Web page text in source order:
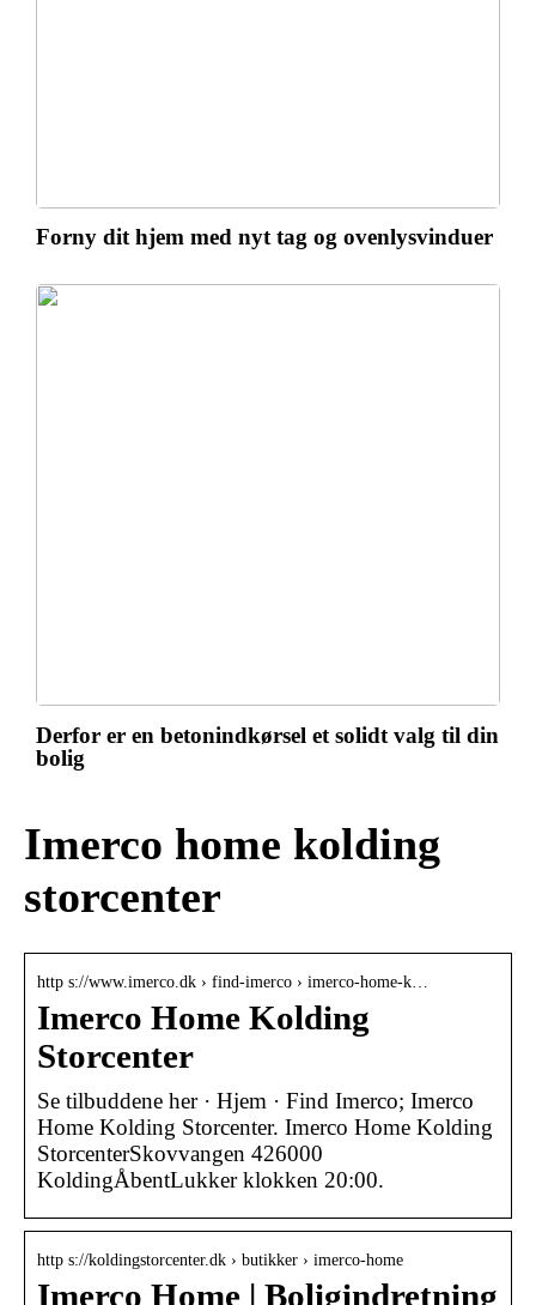
Forny dit hjem med nyt tag og ovenlysvinduer
Derfor er en betonindkørsel et solidt valg til din
bolig
Imerco home kolding
storcenter
http s://www.imerco.dk › find-imerco › imerco-home-k…
Imerco Home Kolding
Storcenter
Se tilbuddene her · Hjem · Find Imerco; Imerco
Home Kolding Storcenter. Imerco Home Kolding
StorcenterSkovvangen 426000
KoldingÅbentLukker klokken 20:00.
http s://koldingstorcenter.dk › butikker › imerco-home
Imerco Home | Boligindretning